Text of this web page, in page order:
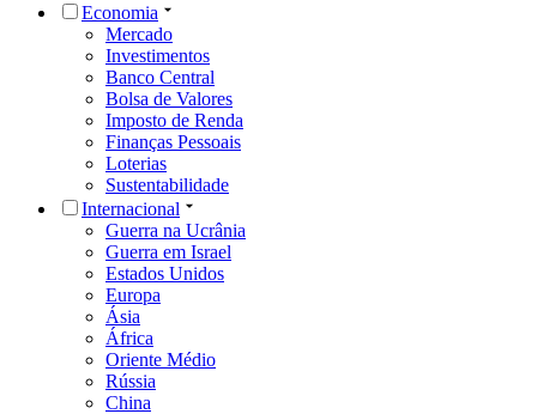
Economia
Mercado
Investimentos
Banco Central
Bolsa de Valores
Imposto de Renda
Finanças Pessoais
Loterias
Sustentabilidade
Internacional
Guerra na Ucrânia
Guerra em Israel
Estados Unidos
Europa
Ásia
África
Oriente Médio
Rússia
China